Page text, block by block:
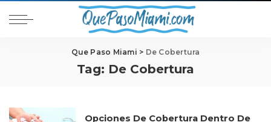
Que Paso Miami > De Cobertura
Tag: De Cobertura
Opciones De Cobertura Dentro De